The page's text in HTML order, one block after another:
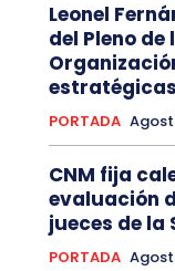
Leonel
del Pleno
estratégicas
PORTADA
CNM fija
evaluación
jueces de la
PORTADA